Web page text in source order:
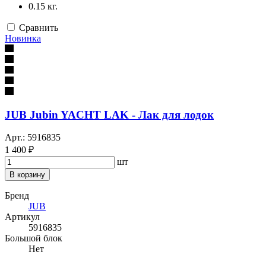
0.15 кг.
Сравнить
Новинка
JUB Jubin YACHT LAK - Лак для лодок
Арт.: 5916835
1 400 ₽
шт
В корзину
Бренд
JUB
Артикул
5916835
Большой блок
Нет